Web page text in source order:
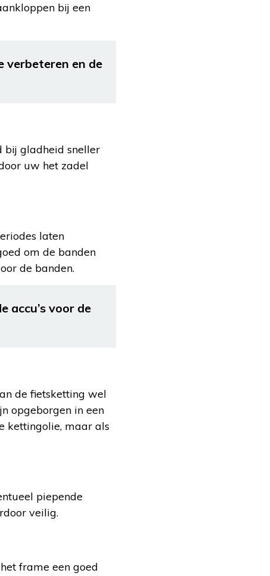
bij een
verbeteren en de
bij gladheid sneller
uw het zadel
laten
om de banden
de banden.
accu’s voor de
de fietsketting wel
opgeborgen in een
kettingolie, maar als
piepende
veilig.
frame een goed